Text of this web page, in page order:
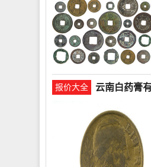
报价大全 云南白药膏